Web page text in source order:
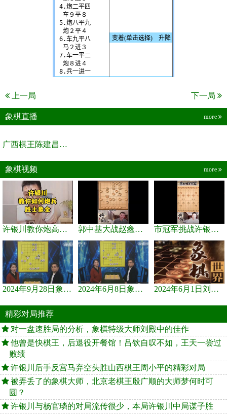
上一局 下一局
象棋直播 more
广西棋王陈建昌直播间
象棋视频 more
许银川教你炮高兵士象全如何赢士象全，简单四步即可 郭中基大战赵鑫鑫，许银川激情讲解 市冠军挑战许银川，急进中兵变化真激烈！
2024年9月28日象棋世界栏目，刘君、蒋川讲解了第九届杨官璘杯象棋... 2024年6月8日象棋世界，刘君、蒋川讲解了第九届杨官璘杯全国象棋... 2024年6月1日刘君、蒋川讲解第三届上海杯象棋大师赛谢靖与李少庚...
精彩对局推荐
对一盘速胜局的分析，象棋特级大师刘殿中的佳作
他曾是快棋王，后退役开餐馆！吕钦自叹不如，王天一尝过
败绩
许银川后手反宫马弃空头胜山西棋王周小平的精彩对局
被弄丢了的象棋大师，北京老棋王殷广顺的大师梦何时可
圆？
许银川与杨官璘的对局流传很少，本局许银川中局谋子胜